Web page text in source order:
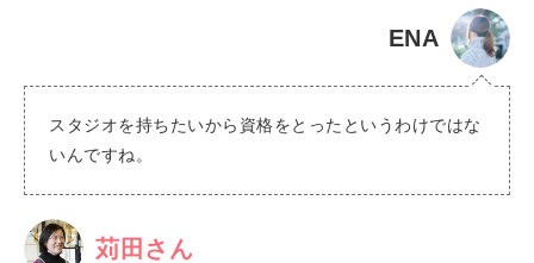
ENA
スタジオを持ちたいから資格をとったというわけではな
いんですね。
苅田さん